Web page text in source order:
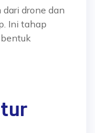
drone dan
Ini tahap